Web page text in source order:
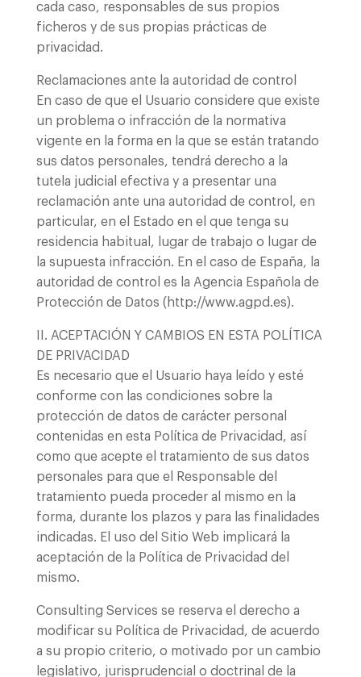
cada caso, responsables de sus propios
ficheros y de sus propias prácticas de
privacidad.
Reclamaciones ante la autoridad de control
En caso de que el Usuario considere que existe
un problema o infracción de la normativa
vigente en la forma en la que se están tratando
sus datos personales, tendrá derecho a la
tutela judicial efectiva y a presentar una
reclamación ante una autoridad de control, en
particular, en el Estado en el que tenga su
residencia habitual, lugar de trabajo o lugar de
la supuesta infracción. En el caso de España, la
autoridad de control es la Agencia Española de
Protección de Datos (http://www.agpd.es).
II. ACEPTACIÓN Y CAMBIOS EN ESTA POLÍTICA
DE PRIVACIDAD
Es necesario que el Usuario haya leído y esté
conforme con las condiciones sobre la
protección de datos de carácter personal
contenidas en esta Política de Privacidad, así
como que acepte el tratamiento de sus datos
personales para que el Responsable del
tratamiento pueda proceder al mismo en la
forma, durante los plazos y para las finalidades
indicadas. El uso del Sitio Web implicará la
aceptación de la Política de Privacidad del
mismo.
Consulting Services se reserva el derecho a
modificar su Política de Privacidad, de acuerdo
a su propio criterio, o motivado por un cambio
legislativo, jurisprudencial o doctrinal de la